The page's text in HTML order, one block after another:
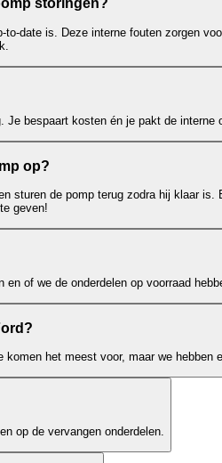
storingen?
date is. Deze interne fouten zorgen
bespaart kosten én je pakt de interne
op?
sturen de pomp terug zodra hij klaar
geven!
en of we de onderdelen op voorraad
het meest voor, maar we hebben
op de vervangen onderdelen.